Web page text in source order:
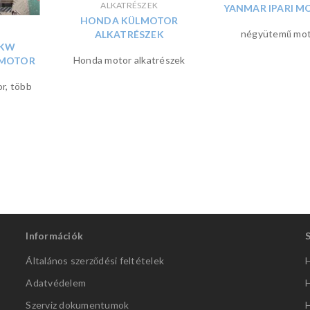
több
ALKATRÉSZEK
HONDA KÜLMOTOR
ALKATRÉSZEK
Honda motor alkatrészek
YANMAR IPARI
négyütemű
Információk
Általános szerződési feltételek
Adatvédelem
Szerviz dokumentumok